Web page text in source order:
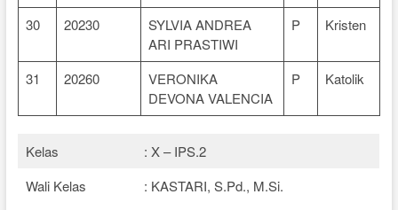
30 20230
SYLVIA ANDREA
ARI PRASTIWI
P Kristen
31 20260
VERONIKA
DEVONA VALENCIA
P Katolik
Kelas
: X – IPS.2
Wali Kelas
: KASTARI, S.Pd., M.Si.